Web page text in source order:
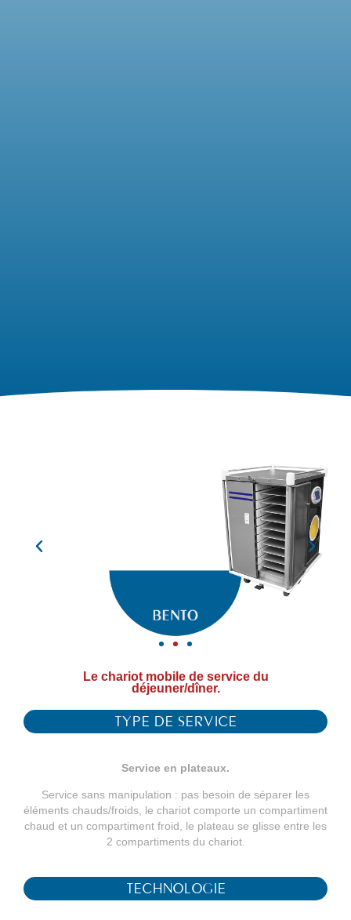
Le chariot mobile de service du
déjeuner/dîner.
TYPE DE SERVICE
Service en plateaux.
Service sans manipulation : pas besoin de séparer les
éléments chauds/froids, le chariot comporte un compartiment
chaud et un compartiment froid, le plateau se glisse entre les
2 compartiments du chariot.
TECHNOLOGIE